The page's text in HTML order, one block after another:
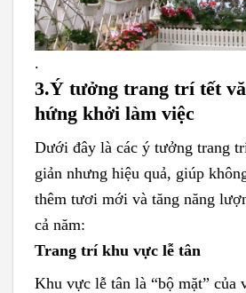
.
3.Ý tưởng trang trí tết
hứng khởi làm việc
Dưới đây là các ý tưởng trang
giản nhưng hiệu quả, giúp
thêm tươi mới và tăng năng
cả năm:
Trang trí khu vực lễ tân
Khu vực lễ tân là “bộ mặt” của